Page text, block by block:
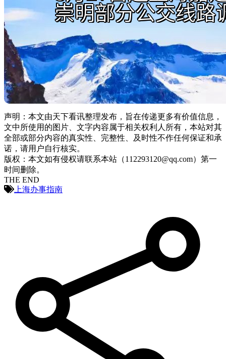
声明：本文由天下看讯整理发布，旨在传递更多有价值信息，
文中所使用的图片、文字内容属于相关权利人所有，本站对其
全部或部分内容的真实性、完整性、及时性不作任何保证和承
诺，请用户自行核实。
版权：本文如有侵权请联系本站（112293120@qq.com）第一
时间删除。
THE END
上海办事指南